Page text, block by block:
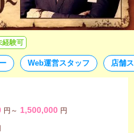
経験可
Web運営スタッフ 店舗
円 ～ 1,500,000 円